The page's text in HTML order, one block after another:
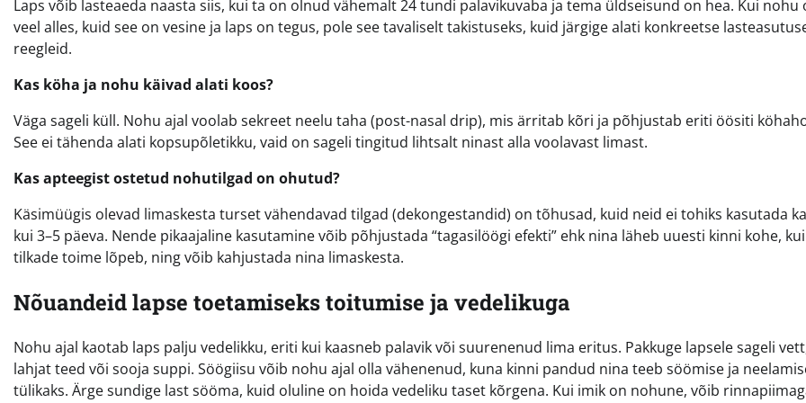
Laps võib lasteaeda naasta siis, kui ta on olnud vähemalt 24 tundi palavikuvaba ja tema üldseisund on hea. Kui nohu
veel alles, kuid see on vesine ja laps on tegus, pole see tavaliselt takistuseks, kuid järgige alati konkreetse
reegleid.
Kas köha ja nohu käivad alati koos?
Väga sageli küll. Nohu ajal voolab sekreet neelu taha (post-nasal drip), mis ärritab kõri ja põhjustab eriti öösiti
See ei tähenda alati kopsupõletikku, vaid on sageli tingitud lihtsalt ninast alla voolavast limast.
Kas apteegist ostetud nohutilgad on ohutud?
Käsimüügis olevad limaskesta turset vähendavad tilgad (dekongestandid) on tõhusad, kuid neid ei tohiks kasutada
kui 3–5 päeva. Nende pikaajaline kasutamine võib põhjustada “tagasilöögi efekti” ehk nina läheb uuesti kinni kohe, kui
tilkade toime lõpeb, ning võib kahjustada nina limaskesta.
Nõuandeid lapse toetamiseks toitumise ja vedelikuga
Nohu ajal kaotab laps palju vedelikku, eriti kui kaasneb palavik või suurenenud lima eritus. Pakkuge lapsele sageli
lahjat teed või sooja suppi. Söögiisu võib nohu ajal olla vähenenud, kuna kinni pandud nina teeb söömise ja
tülikaks. Ärge sundige last sööma, kuid oluline on hoida vedeliku taset kõrgena. Kui imik on nohune, võib